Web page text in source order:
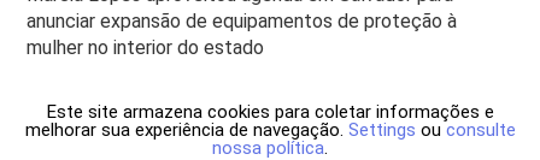
anunciar expansão de equipamentos de proteção à
mulher no interior do estado
Este site armazena cookies para coletar informações e
melhorar sua experiência de navegação. Settings ou consulte
nossa política.